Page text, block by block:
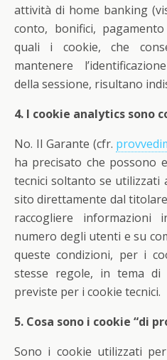
attività di home banking
conto, bonifici,
quali i cookie, che
mantenere
della sessione, risultano
4. I cookie analytics sono
No. Il Garante (cfr.
ha precisato che possono
tecnici soltanto se utilizzati
sito direttamente dal
raccogliere
numero degli utenti e su
queste condizioni, per i
stesse regole, in tema di
previste per i cookie tecnici.
5. Cosa sono i cookie “di
Sono i cookie utilizzati